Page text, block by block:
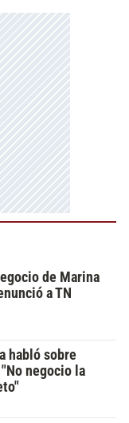
de Marina
a TN
habló sobre
negocio la